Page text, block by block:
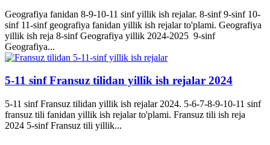
Geografiya fanidan 8-9-10-11 sinf yillik ish rejalar. 8-sinf 9-sinf 10-
sinf 11-sinf geografiya fanidan yillik ish rejalar to'plami. Geografiya
yillik ish reja 8-sinf Geografiya yillik 2024-2025 9-sinf
Geografiya...
5-11 sinf Fransuz tilidan yillik ish rejalar 2024
5-11 sinf Fransuz tilidan yillik ish rejalar 2024. 5-6-7-8-9-10-11 sinf
fransuz tili fanidan yillik ish rejalar to'plami. Fransuz tili ish reja
2024 5-sinf Fransuz tili yillik...